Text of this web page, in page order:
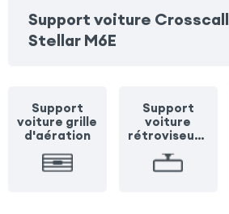
Support voiture Crosscall
Stellar M6E
Support
voiture grille
d'aération
Support
voiture
rétroviseur /